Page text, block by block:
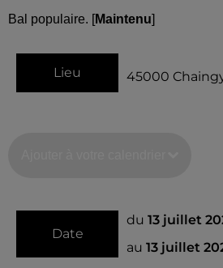
Bal populaire. [
Maintenu
Lieu 45000
Date
du 13 juillet
au 13 juillet